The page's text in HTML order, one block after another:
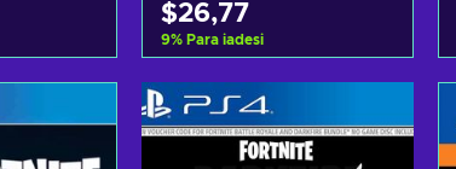
$26,77
9% Para iadesi
Sepete ekle
Teklifleri görüntüle